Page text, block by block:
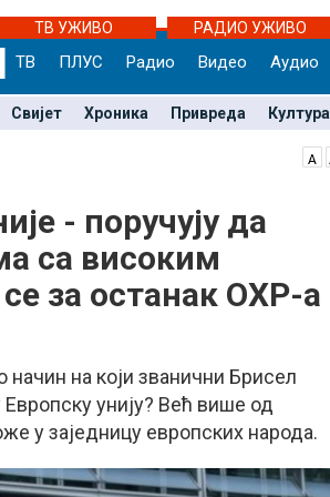
ТВ УЖИВО
РАДИО УЖИВО
ТВ ПЛУС Радио Видео Аудио
Свијет Хроника Привреда Култура
- поручују да
са високим
за останак ОХР-а
начин на који званични Брисел
унију? Већ више од
у заједницу европских народа.